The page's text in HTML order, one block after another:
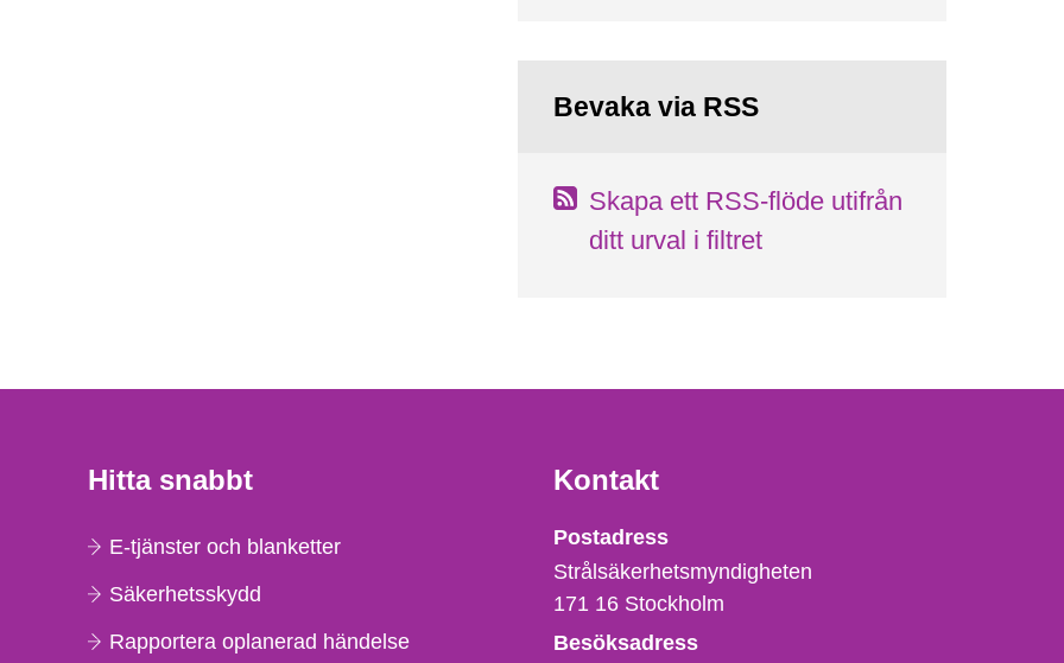
Bevaka via RSS
Skapa ett RSS-flöde utifrån
ditt urval i filtret
Hitta snabbt
E-tjänster och blanketter
Säkerhetsskydd
Rapportera oplanerad händelse
Kontakt
Strålsäkerhetsmyndigheten
Postadress
Strålsäkerhetsmyndigheten
171 16 Stockholm
Besöksadress